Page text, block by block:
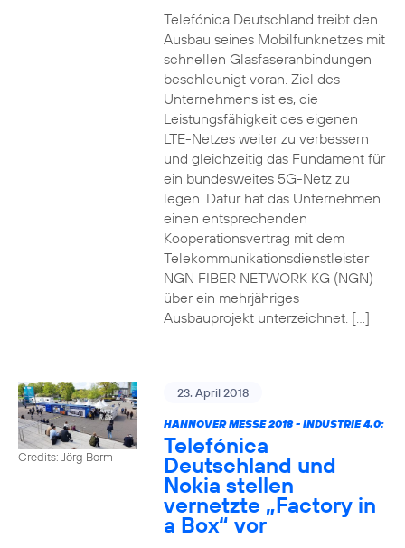
Telefónica Deutschland treibt den
Ausbau seines Mobilfunknetzes mit
schnellen Glasfaseranbindungen
beschleunigt voran. Ziel des
Unternehmens ist es, die
Leistungsfähigkeit des eigenen
LTE-Netzes weiter zu verbessern
und gleichzeitig das Fundament für
ein bundesweites 5G-Netz zu
legen. Dafür hat das Unternehmen
einen entsprechenden
Kooperationsvertrag mit dem
Telekommunikationsdienstleister
NGN FIBER NETWORK KG (NGN)
über ein mehrjähriges
Ausbauprojekt unterzeichnet. […]
Credits: Jörg Borm
23. April 2018
HANNOVER MESSE 2018 - INDUSTRIE 4.0:
Telefónica
Deutschland und
Nokia stellen
vernetzte „Factory in
a Box“ vor